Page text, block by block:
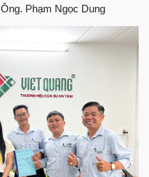
Ông. Phạm Ngọc Dung